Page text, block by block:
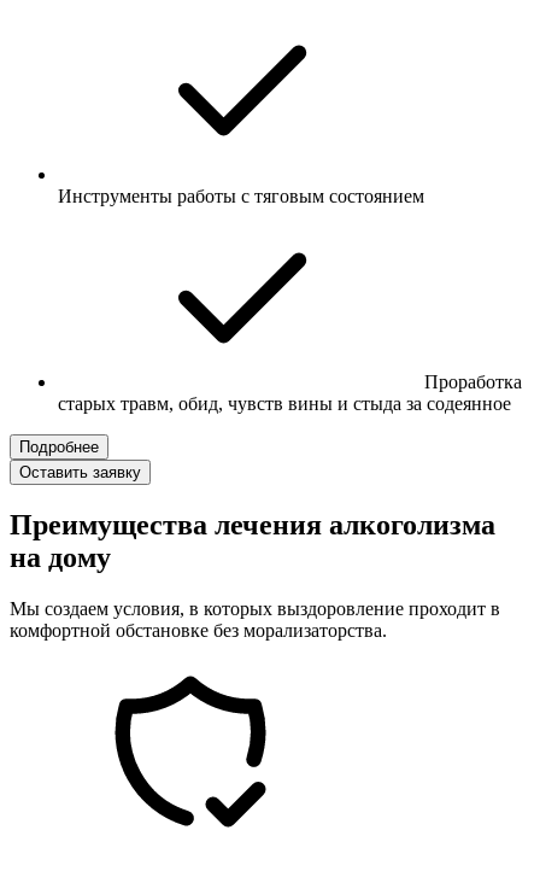
Инструменты работы с тяговым состоянием
Проработка
старых травм, обид, чувств вины и стыда за содеянное
Подробнее
Оставить заявку
Преимущества лечения алкоголизма
на дому
Мы создаем условия, в которых выздоровление проходит в
комфортной обстановке без морализаторства.